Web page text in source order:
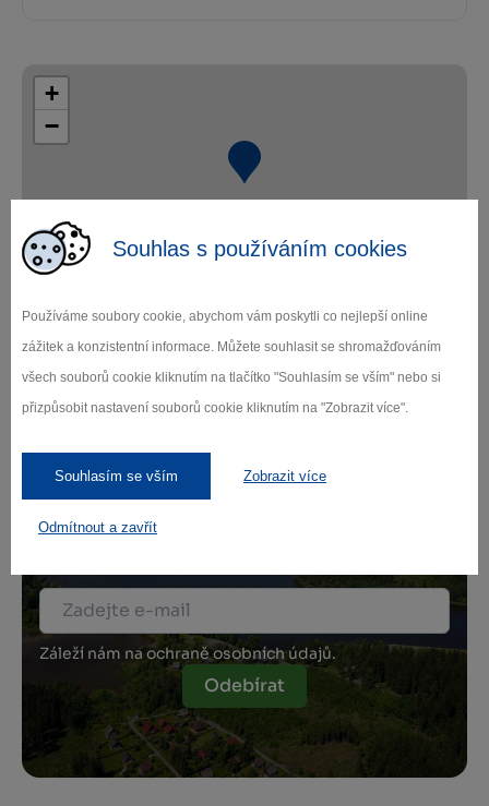
Souhlas s používáním cookies
Používáme soubory cookie, abychom vám poskytli co nejlepší online
zážitek a konzistentní informace. Můžete souhlasit se shromažďováním
všech souborů cookie kliknutím na tlačítko "Souhlasím se vším" nebo si
přizpůsobit nastavení souborů cookie kliknutím na "Zobrazit více".
Souhlasím se vším Zobrazit více
Odmítnout a zavřít
+
−
Přihlaste se k odběru našeho newsletteru
Záleží nám na ochraně osobních údajů.
Odebírat